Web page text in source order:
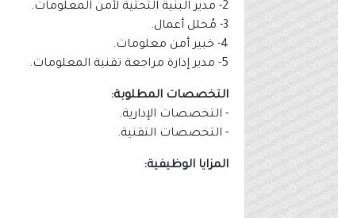
2- مدير البنية التحتية لأمن المعلومات.
3- مُحلل أعمال.
4- خبير أمن معلومات.
5- مدير إدارة مراجعة تقنية المعلومات.
التخصصات المطلوبة:
- التخصصات الإدارية.
- التخصصات التقنية.
المزايا الوظيفية: